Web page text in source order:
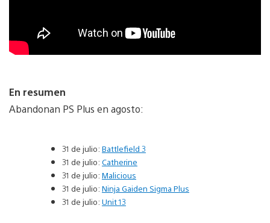
En resumen
Abandonan PS Plus en agosto:
31 de julio: Battlefield 3
31 de julio: Catherine
31 de julio: Malicious
31 de julio: Ninja Gaiden Sigma Plus
31 de julio: Unit 13